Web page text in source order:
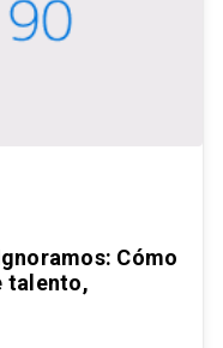
Cómo
talento,